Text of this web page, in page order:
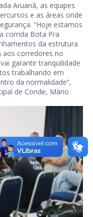
Aruanã, as equipes
e as áreas onde
“Hoje estamos
corrida Bota Pra
da estrutura
aos corredores no
garantir tranquilidade
trabalhando em
da normalidade”,
de Conde, Mário